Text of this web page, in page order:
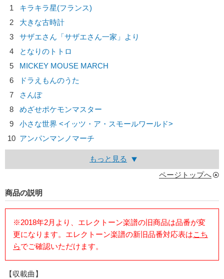
1
キラキラ星(フランス)
2
大きな古時計
3
サザエさん「サザエさん一家」より
4
となりのトトロ
5
MICKEY MOUSE MARCH
6
ドラえもんのうた
7
さんぽ
8
めざせポケモンマスター
9
小さな世界 <イッツ・ア・スモールワールド>
10 アンパンマンノマーチ
もっと見る
ページトップへ
商品の説明
※2018年2月より、エレクトーン楽譜の旧商品は品番が変
更になります。エレクトーン楽譜の新旧品番対応表はこち
らでご確認いただけます。
【収載曲】